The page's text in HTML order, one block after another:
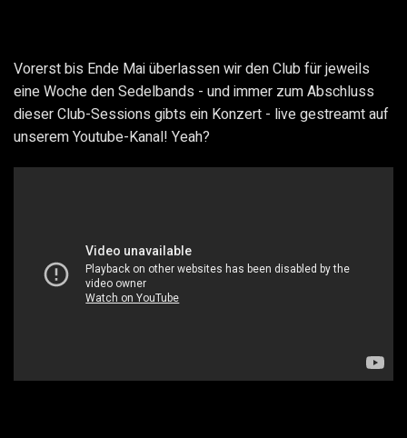
Vorerst bis Ende Mai überlassen wir den Club für jeweils
eine Woche den Sedelbands - und immer zum Abschluss
dieser Club-Sessions gibts ein Konzert - live gestreamt auf
unserem Youtube-Kanal! Yeah?